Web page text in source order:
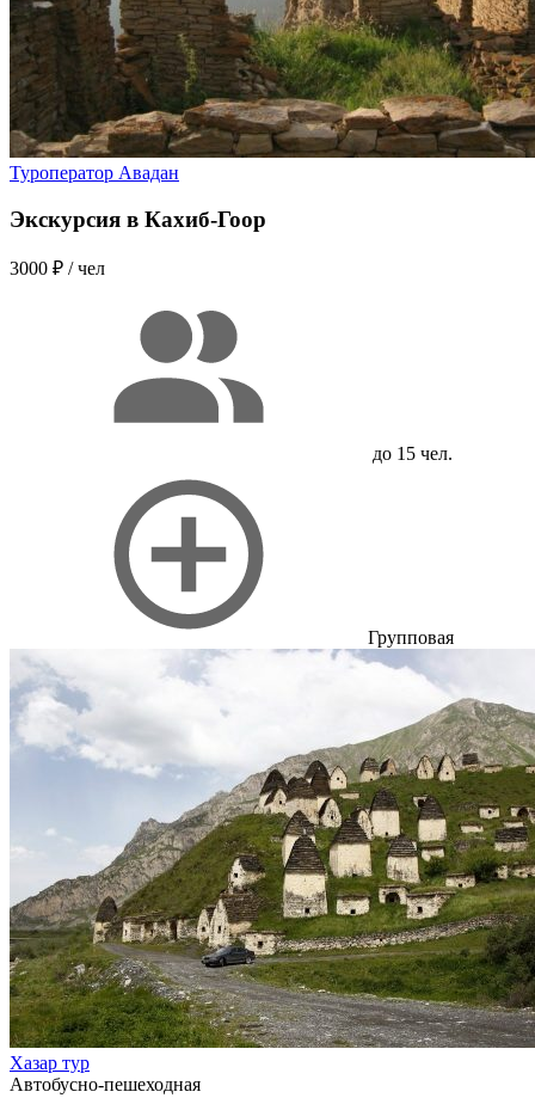
Туроператор Авадан
Экскурсия в Кахиб-Гоор
3000 ₽ / чел
до 15 чел.
Групповая
Хазар тур
Автобусно-пешеходная